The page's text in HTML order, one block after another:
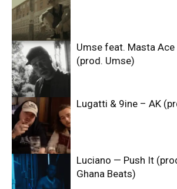
Umse feat. Masta
(prod. Umse)
Lugatti & 9ine – AK
Luciano — Push It
Ghana Beats)